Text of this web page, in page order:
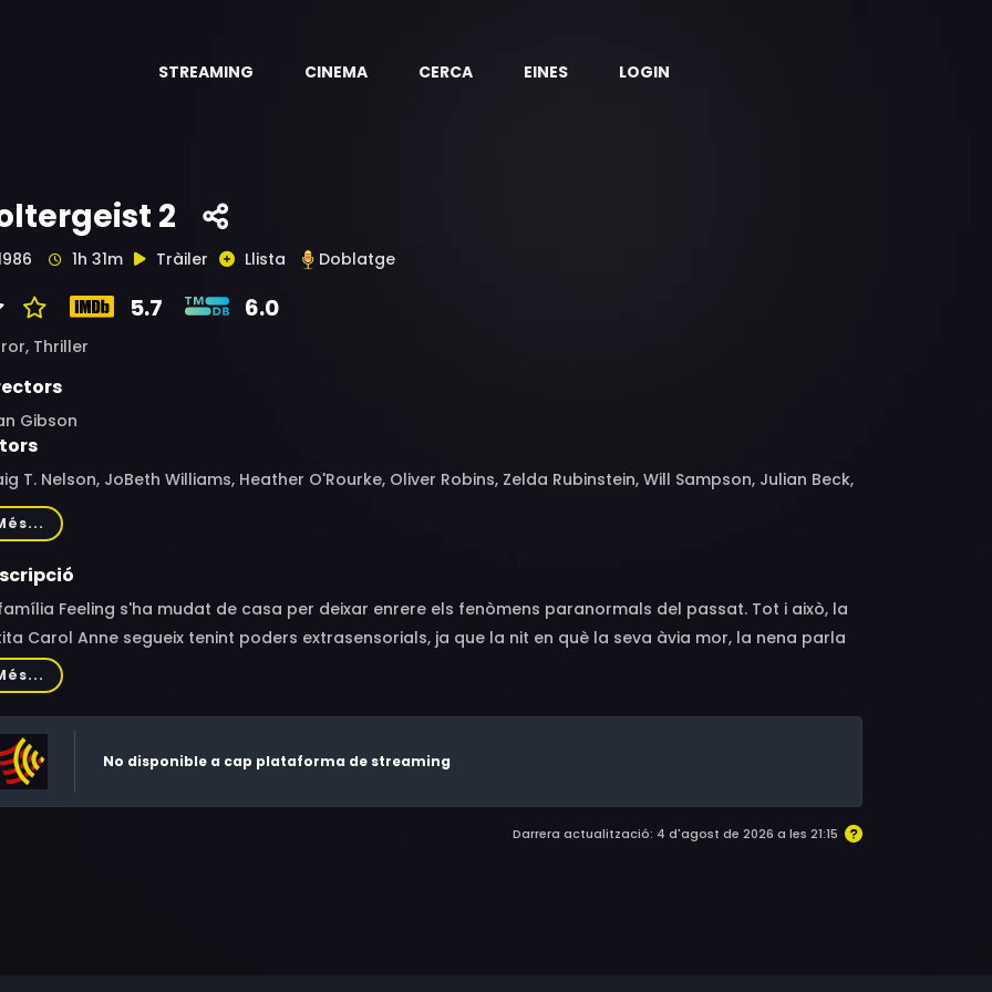
STREAMING CINEMA CERCA EINES LOGIN
2
1h 31m Tràiler Llista Doblatge
5.7 6.0
Thriller
Gibson
T. Nelson, JoBeth Williams, Heather O'Rourke, Oliver Robins, Zelda Rubinstein, Will Sampson, Julian Beck,
Fitzgerald, John P. Whitecloud, Noble Craig, Susan Peretz, Helen Boll, Syd Beard, David Beaman,
Bernstein, Hayley Taylor, Ann Louise Bardach, Pamela Gordon, Chelsea Hertford, Carrie Lorraine, Kathy
Whit Hertford, Bill Schroeder, Rocky Krakoff
Feeling s'ha mudat de casa per deixar enrere els fenòmens paranormals del passat. Tot i això, la
Carol Anne segueix tenint poders extrasensorials, ja que la nit en què la seva àvia mor, la nena parla
ella a través d'un telèfon de joguina. Kane, un dimoni disfressat de predicador, intenta convèncer Carol
per portar-la al més enllà. La desesperada família es veurà obligada a demanar ajut a un misteriós
No disponible a cap plataforma de streaming
Darrera actualització: 4 d'agost de 2026 a les 21:15